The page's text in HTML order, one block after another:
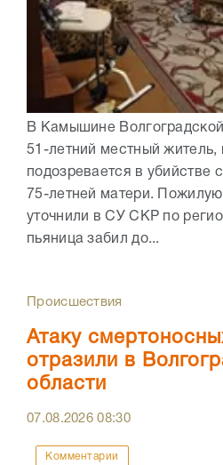
В Камышине
51-летний местный житель,
подозревается в убийстве
75-летней матери.
уточнили в СУ СКР по
пьяница забил до...
Происшествия
Атаку
отразили в
области
07.08.202608:30
Комментарии